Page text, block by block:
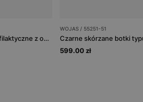
Granatowo-brązowe sandały profilaktyczne z obcasem Thomasa BARTEK 89200-62
WOJAS / 55251-51
599.00 zł